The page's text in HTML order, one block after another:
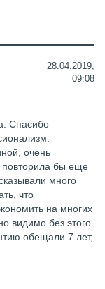
28.04.2019,
09:08
Спасибо
очень
повторила бы еще
много
что
на многих
видимо без этого
обещали 7 лет,